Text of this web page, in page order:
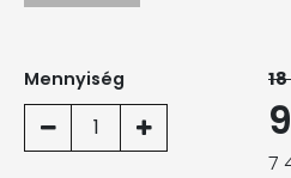
Mennyiség
1
7